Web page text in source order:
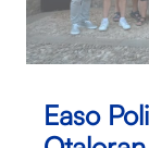
Easo